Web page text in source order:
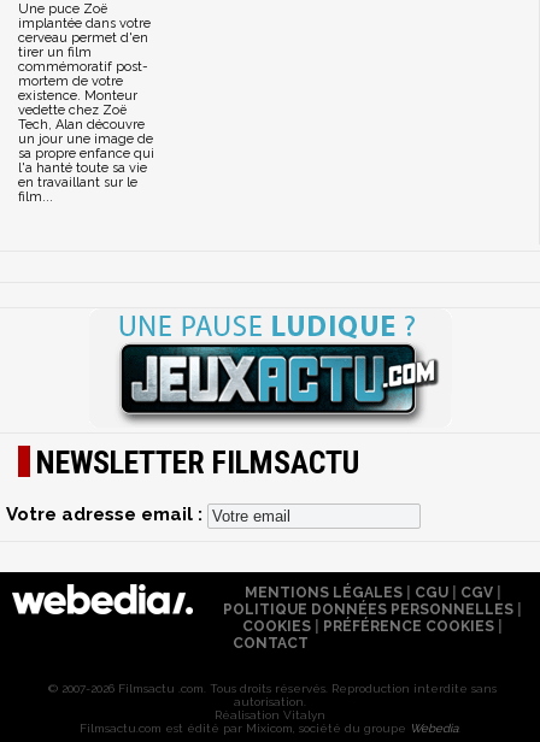
Une puce Zoë
implantée dans votre
cerveau permet d'en
tirer un film
commémoratif post-
mortem de votre
existence. Monteur
vedette chez Zoë
Tech, Alan découvre
un jour une image de
sa propre enfance qui
l'a hanté toute sa vie
en travaillant sur le
film...
NEWSLETTER FILMSACTU
Votre adresse email :
MENTIONS LÉGALES| CGU| CGV|
POLITIQUE DONNÉES PERSONNELLES
COOKIES
PRÉFÉRENCE COOKIES
CONTACT
© 2007-2026 Filmsactu .com. Tous droits réservés. Reproduction interdite sans
autorisation.
Réalisation Vitalyn
Filmsactu .com est édité par Mixicom, société du groupe Webedia.